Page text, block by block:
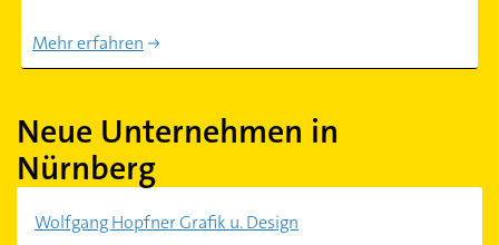
Mehr erfahren
Neue Unternehmen in
Nürnberg
Wolfgang Hopfner Grafik u. Design